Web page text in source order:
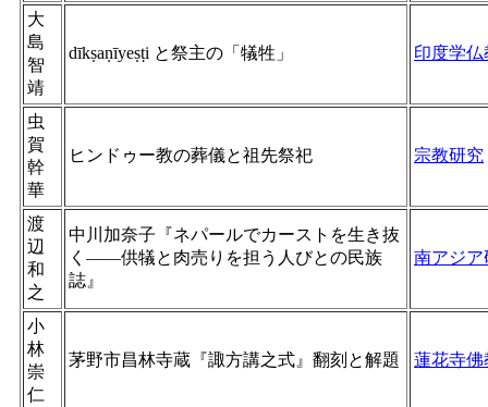
大
島
智
靖
dīkṣaṇīyeṣṭi と祭主の「犠牲」 印度学
虫
賀
幹
華
ヒンドゥー教の葬儀と祖先祭祀 宗教研究
渡
辺
和
之
中川加奈子『ネパールでカーストを生き抜
く――供犠と肉売りを担う人びとの民族
誌』
南アジア
小
林
崇
仁
茅野市昌林寺蔵『諏方講之式』翻刻と解題 蓮花寺佛